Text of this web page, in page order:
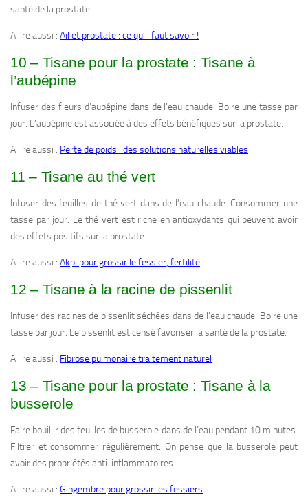
santé de la prostate.
A lire aussi : Ail et prostate : ce qu’il faut savoir !
10 – Tisane pour la prostate : Tisane à
l’aubépine
Infuser des fleurs d’aubépine dans de l’eau chaude. Boire une tasse par
jour. L’aubépine est associée à des effets bénéfiques sur la prostate.
A lire aussi : Perte de poids : des solutions naturelles viables
11 – Tisane au thé vert
Infuser des feuilles de thé vert dans de l’eau chaude. Consommer une
tasse par jour. Le thé vert est riche en antioxydants qui peuvent avoir
des effets positifs sur la prostate.
A lire aussi : Akpi pour grossir le fessier, fertilité
12 – Tisane à la racine de pissenlit
Infuser des racines de pissenlit séchées dans de l’eau chaude. Boire une
tasse par jour. Le pissenlit est censé favoriser la santé de la prostate.
A lire aussi : Fibrose pulmonaire traitement naturel
13 – Tisane pour la prostate : Tisane à la
busserole
Faire bouillir des feuilles de busserole dans de l’eau pendant 10 minutes.
Filtrer et consommer régulièrement. On pense que la busserole peut
avoir des propriétés anti-inflammatoires.
A lire aussi : Gingembre pour grossir les fessiers